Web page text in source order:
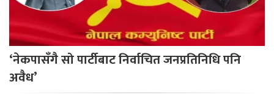
‘नेकपासँगै सो पार्टीबाट निर्वाचित जनप्रतिनिधि पनि
अवैध’